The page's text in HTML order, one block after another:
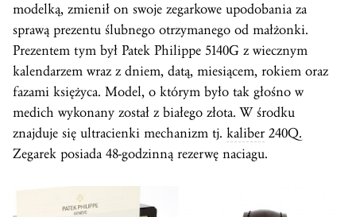
modelką, zmienił on swoje zegarkowe upodobania za
sprawą prezentu ślubnego otrzymanego od małżonki.
Prezentem tym był Patek Philippe 5140G z wiecznym
kalendarzem wraz z dniem, datą, miesiącem, rokiem oraz
fazami księżyca. Model, o którym było tak głośno w
medich wykonany został z białego złota. W środku
znajduje się ultracienki mechanizm tj. kaliber 240Q.
Zegarek posiada 48-godzinną rezerwę naciagu.